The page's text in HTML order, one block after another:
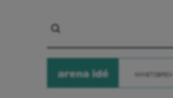
arenaide